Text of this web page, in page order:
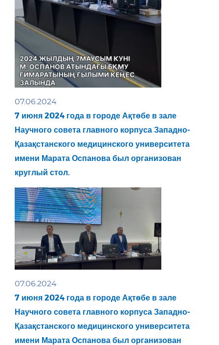
07.06.2024
7 июня 2024 года в городе Ақтөбе в зале
Научного совета главного корпуса Западно-
Қазақстанского медицинского университета
имени Марата Оспанова был организован
круглый стол.
07.06.2024
7 июня 2024 года в городе Ақтөбе в зале
Научного совета главного корпуса Западно-
Қазақстанского медицинского университета
имени Марата Оспанова был организован